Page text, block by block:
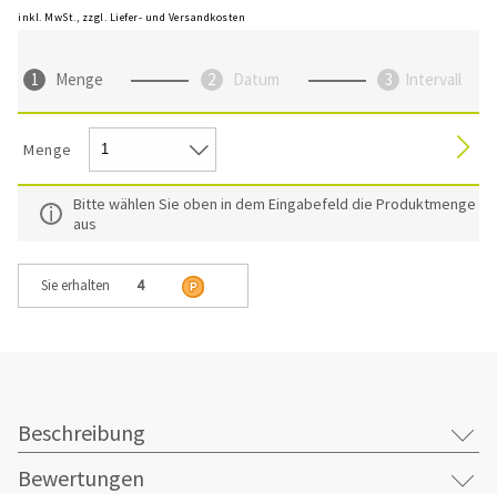
inkl. MwSt., zzgl. Liefer- und Versandkosten
Menge Datum Intervall
Menge
Bitte wählen Sie oben in dem Eingabefeld die Produktmenge
aus
Sie erhalten 4
Beschreibung
Bewertungen